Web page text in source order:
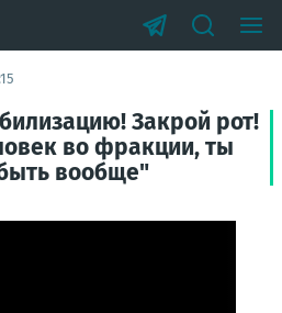
Закрой рот!
во фракции, ты
вообще"